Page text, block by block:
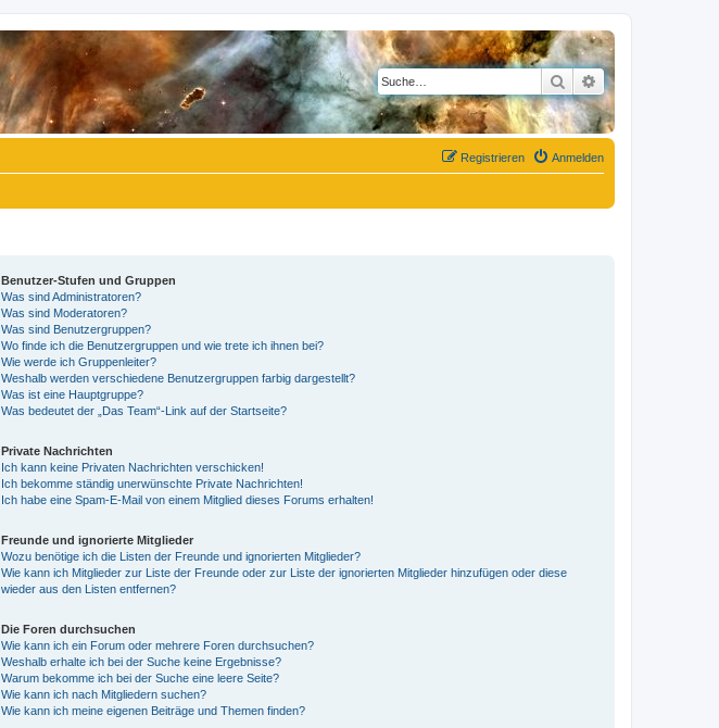
SucheErweiterte Suche
Anmelden
Registrieren
Benutzer-Stufen und Gruppen
Was sind Administratoren?
Was sind Moderatoren?
Was sind Benutzergruppen?
Wo finde ich die Benutzergruppen und wie trete ich ihnen bei?
Wie werde ich Gruppenleiter?
Weshalb werden verschiedene Benutzergruppen farbig dargestellt?
Was ist eine Hauptgruppe?
Was bedeutet der „Das Team“-Link auf der Startseite?
Private Nachrichten
Ich kann keine Privaten Nachrichten verschicken!
Ich bekomme ständig unerwünschte Private Nachrichten!
Ich habe eine Spam-E-Mail von einem Mitglied dieses Forums erhalten!
Freunde und ignorierte Mitglieder
Wozu benötige ich die Listen der Freunde und ignorierten Mitglieder?
Wie kann ich Mitglieder zur Liste der Freunde oder zur Liste der ignorierten Mitglieder hinzufügen oder diese
wieder aus den Listen entfernen?
Die Foren durchsuchen
Wie kann ich ein Forum oder mehrere Foren durchsuchen?
Weshalb erhalte ich bei der Suche keine Ergebnisse?
Warum bekomme ich bei der Suche eine leere Seite?
Wie kann ich nach Mitgliedern suchen?
Wie kann ich meine eigenen Beiträge und Themen finden?